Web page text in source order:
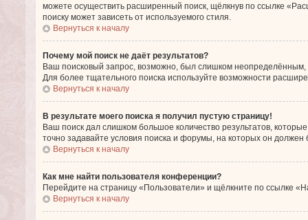
можете осуществить расширенный поиск, щёлкнув по ссылке
поиску может зависеть от используемого стиля.
Вернуться к началу
Почему мой поиск не даёт результатов?
Ваш поисковый запрос, возможно, был слишком неопределённым,
Для более тщательного поиска используйте возможности
Вернуться к началу
В результате моего поиска я получил пустую страницу!
Ваш поиск дал слишком большое количество результатов,
точно задавайте условия поиска и форумы, на которых он должен
Вернуться к началу
Как мне найти пользователя конференции?
Перейдите на страницу «Пользователи» и щёлкните по ссылке
Вернуться к началу